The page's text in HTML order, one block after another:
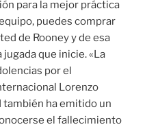
para la mejor práctica
puedes comprar
de Rooney y de esa
que inicie. «La
por el
Lorenzo
también ha emitido un
el fallecimiento